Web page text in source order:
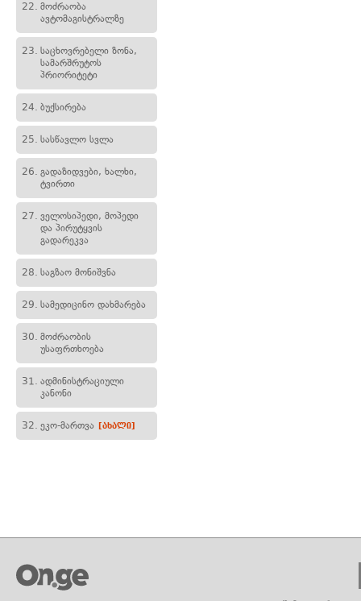
22. მოძრაობა
ავტომაგისტრალზე
23. საცხოვრებელი ზონა,
სამარშრუტოს
პრიორიტეტი
24. ბუქსირება
25. სასწავლო სვლა
26. გადაზიდვები, ხალხი,
ტვირთი
27. ველოსიპედი, მოპედი
და პირუტყვის
გადარეკვა
28. საგზაო მონიშვნა
29. სამედიცინო დახმარება
30. მოძრაობის
უსაფრთხოება
31. ადმინისტრაციული
კანონი
32. ეკო-მართვა [ახალი]